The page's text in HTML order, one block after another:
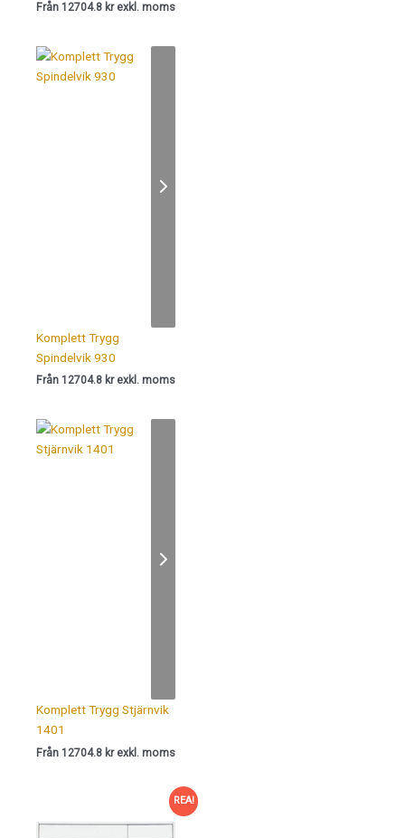
Från 12704.8 kr exkl. moms
Komplett Trygg
Spindelvik 930
Från 12704.8 kr exkl. moms
Komplett Trygg Stjärnvik
1401
Från 12704.8 kr exkl. moms
REA!